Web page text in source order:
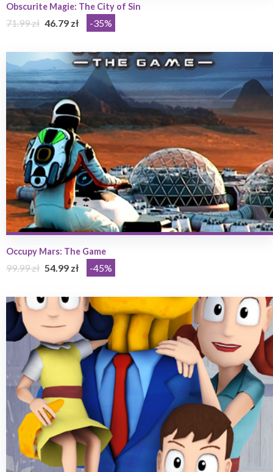
Obscurite Magie: The City of Sin
71.99 zł 46.79 zł -35%
Occupy Mars: The Game
99.99 zł 54.99 zł -45%